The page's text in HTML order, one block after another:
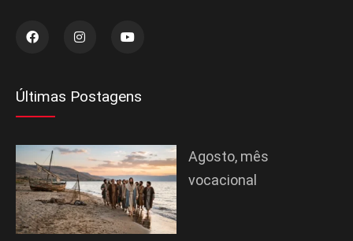
Últimas Postagens
Agosto, mês
vocacional